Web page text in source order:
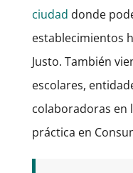
ciudad donde
establecimientos
Justo. También
escolares,
colaboradoras en
práctica en